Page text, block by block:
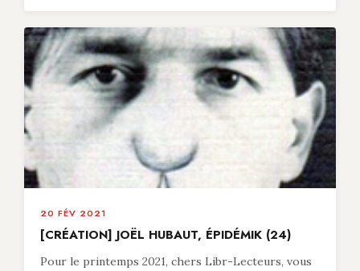
20 FÉV 2021
[CRÉATION] JOËL HUBAUT, ÉPIDÉMIK (24)
Pour le printemps 2021, chers Libr-Lecteurs, vous